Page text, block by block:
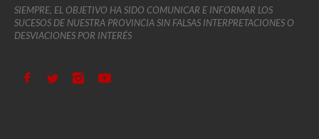
SIEMPRE, EL OBJETIVO HA SIDO COMUNICAR E INFORMAR LOS
SUCESOS DE NUESTRA PROVINCIA SIN FALSAS INTERPRETACIONES O
DESVIACIONES POR INTERÉS